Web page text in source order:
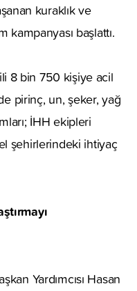
kuraklık ve
kampanyası başlattı.
8 bin 750 kişiye acil
pirinç, un, şeker, yağ
İHH ekipleri
şehirlerindeki ihtiyaç
Yardımcısı Hasan